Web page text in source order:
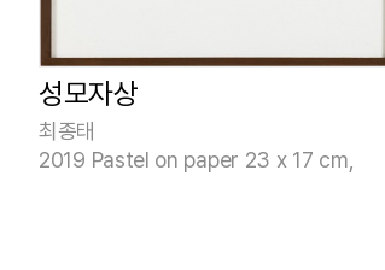
성모자상
최종태
2019 Pastel on paper 23 x 17 cm,